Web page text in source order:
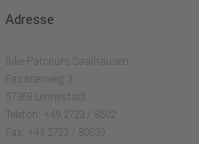
Adresse
Bike-Parcours Saalhausen
Fasanenweg 3
57368 Lennestadt
Telefon: +49 2723 / 8502
Fax: +49 2723 / 80639